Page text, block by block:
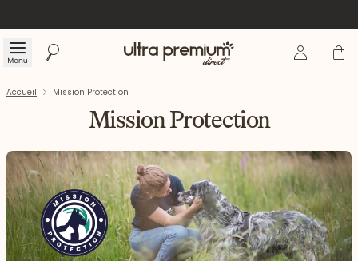
Menu Rechercher Accueil Se Panier
Accueil Mission Protection
Mission Protection